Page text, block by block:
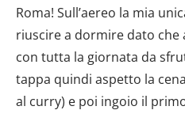
Roma! Sull’aereo la mia
riuscire a dormire dato
con tutta la giornata da
tappa quindi aspetto la
al curry) e poi ingoio il